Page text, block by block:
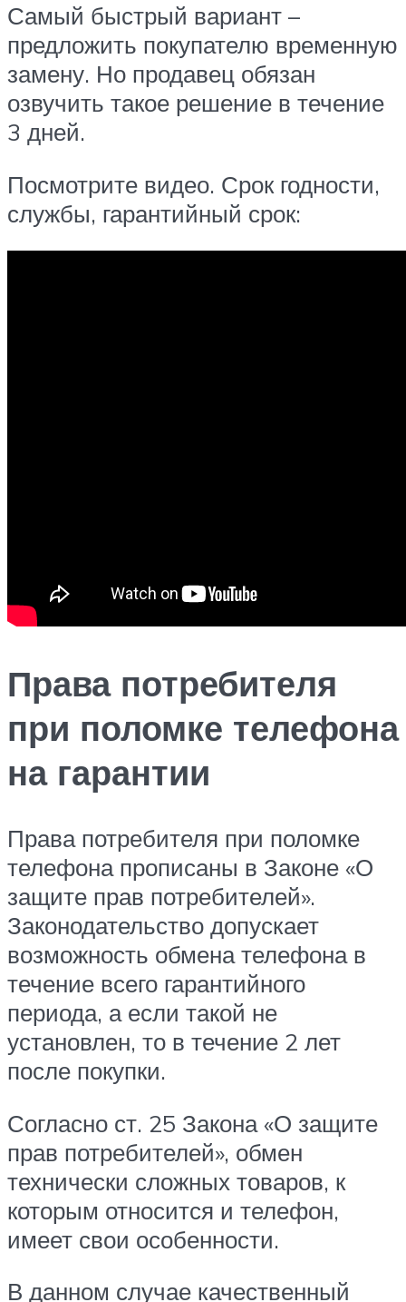
Самый быстрый вариант –
предложить покупателю временную
замену. Но продавец обязан
озвучить такое решение в течение
3 дней.
Посмотрите видео. Срок годности,
службы, гарантийный срок:
Права потребителя
при поломке телефона
на гарантии
Права потребителя при поломке
телефона прописаны в Законе «О
защите прав потребителей».
Законодательство допускает
возможность обмена телефона в
течение всего гарантийного
периода, а если такой не
установлен, то в течение 2 лет
после покупки.
Согласно ст. 25 Закона «О защите
прав потребителей», обмен
технически сложных товаров, к
которым относится и телефон,
имеет свои особенности.
В данном случае качественный